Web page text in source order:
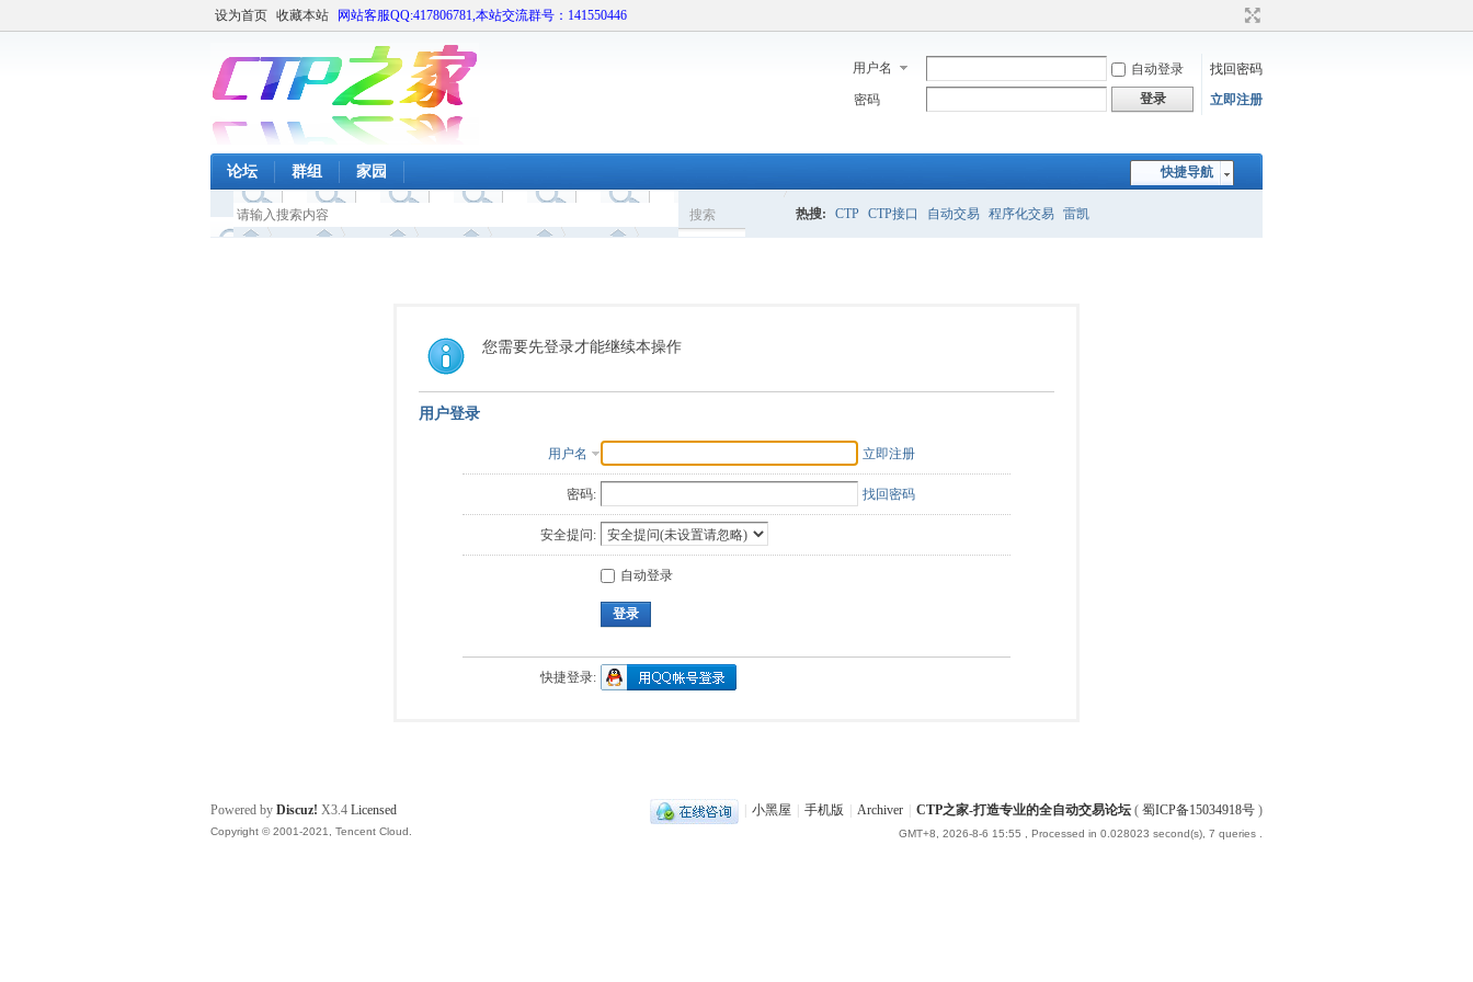
设为首页 收藏本站 网站客服QQ:417806781,本站交流群号：141550446
用户名 自动登录
找回密码
密码
登录 立即注册
快捷导航
论坛 群组 家园
搜索 热搜: CTP CTP接口 自动交易 程序化交易 雷凯
您需要先登录才能继续本操作
用户登录
用户名 立即注册
密码: 找回密码
安全提问:
自动登录
登录
快捷登录:
小黑屋 手机版 Archiver CTP之家-打造专业的全自动交易论坛 ( 蜀ICP备15034918号 )
GMT+8, 2026-8-6 15:55 , Processed in 0.028023 second(s), 7 queries .
Powered by Discuz! X3.4 Licensed
Copyright © 2001-2021, Tencent Cloud.